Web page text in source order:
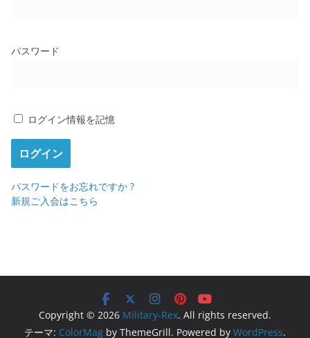
パスワード
ログイン情報を記憶
パスワードをお忘れですか ?
新規ご入会はこちら
Copyright © 2026 Military-Rex. All rights reserved.
テーマ: ColorMag by ThemeGrill. Powered by WordPress.